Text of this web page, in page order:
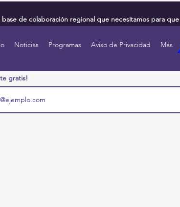
de colaboración regional que necesitamos para
Noticias Programas Aviso de Privacidad Más
gratis!